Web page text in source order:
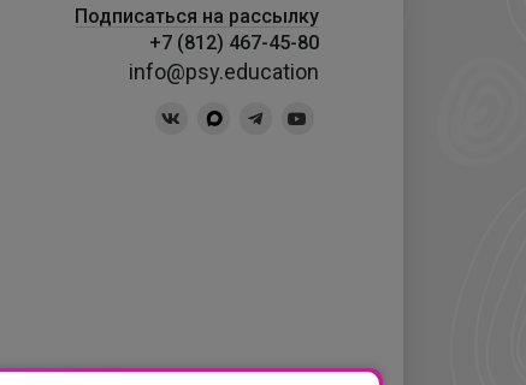
Подписаться на рассылку
+7 (812) 467-45-80
info@psy.education